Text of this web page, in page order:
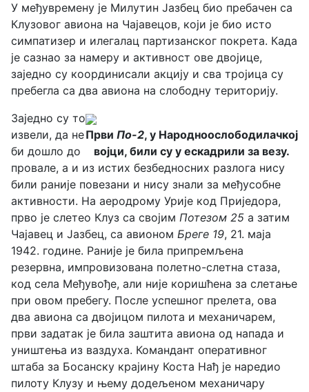
У међувремену је Милутин Јазбец био пребачен са
Клузовог авиона на Чајавецов, који је био исто
симпатизер и илегалац партизанског покрета. Када
је сазнао за намеру и активност ове двојице,
заједно су координисали акцију и сва тројица су
пребегла са два авиона на слободну територију.
Први По-2, у Народноослободилачкој
војци, били су у ескадрили за везу.
Заједно су то
извели, да не
би дошло до
провале, а и из истих безбедносних разлога нису
били раније повезани и нису знали за међусобне
активности. На аеродрому Урије код Приједора,
прво је слетео Клуз са својим Потезом 25 а затим
Чајавец и Јазбец, са авионом Бреге 19, 21. маја
1942. године. Раније је била припремљена
резервна, импровизована полетно-слетна стаза,
код села Међувође, али није коришћена за слетање
при овом пребегу. После успешног прелета, ова
два авиона са двојицом пилота и механичарем,
први задатак је била заштита авиона од напада и
уништења из ваздуха. Командант оперативног
штаба за Босанску крајину Коста Нађ је наредио
пилоту Клузу и њему додељеном механичару